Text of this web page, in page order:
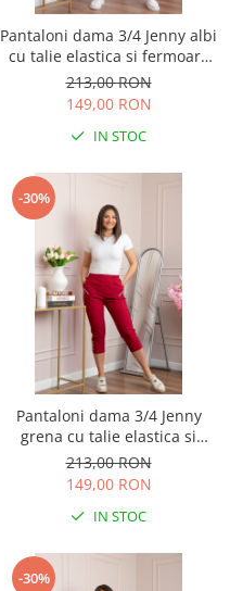
Pantaloni dama 3/4 Jenny albi
cu talie elastica si fermoare
decorative
213,00 RON
149,00 RON
IN STOC
-30%
Pantaloni dama 3/4 Jenny
grena cu talie elastica si
fermoare decorative
213,00 RON
149,00 RON
IN STOC
-30%